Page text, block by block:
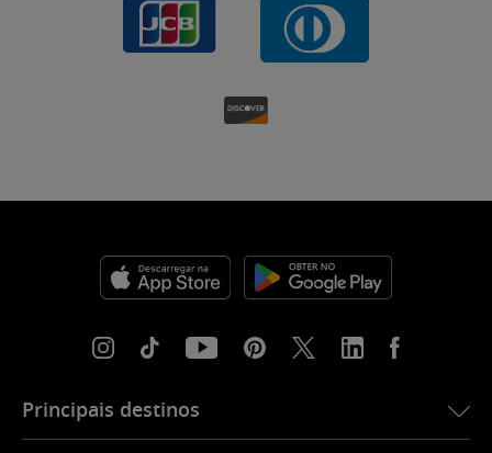
Principais destinos